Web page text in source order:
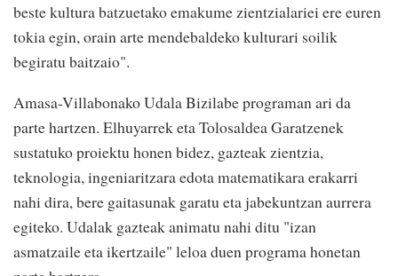
beste kultura batzuetako emakume zientzialariei ere euren
tokia egin, orain arte mendebaldeko kulturari soilik
begiratu baitzaio".
Amasa-Villabonako Udala Bizilabe programan ari da
parte hartzen. Elhuyarrek eta Tolosaldea Garatzenek
sustatuko proiektu honen bidez, gazteak zientzia,
teknologia, ingeniaritzara edota matematikara erakarri
nahi dira, bere gaitasunak garatu eta jabekuntzan aurrera
egiteko. Udalak gazteak animatu nahi ditu "izan
asmatzaile eta ikertzaile" leloa duen programa honetan